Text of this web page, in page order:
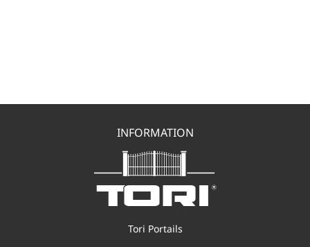
INFORMATION
Tori Portails